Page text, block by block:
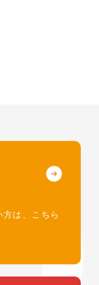
は、
こちら